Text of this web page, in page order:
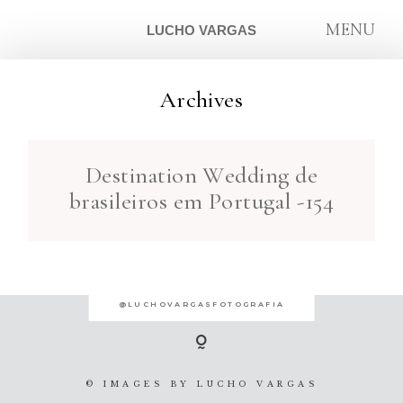
LUCHO VARGAS MENU
Archives
Destination Wedding de
brasileiros em Portugal -154
SOBRE
@LUCHOVARGASFOTOGRAFIA
© IMAGES BY LUCHO VARGAS